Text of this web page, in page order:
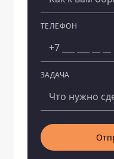
ТЕЛЕФОН
ЗАДАЧА